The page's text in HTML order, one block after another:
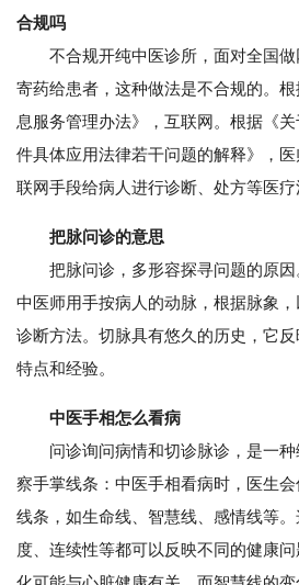
合规吗
不合规开纯中医诊所，面对全国做
寄药给患者，这种做法是不合规的。
息服务管理办法》，互联网。根据《
件具体应用法律若干问题的解释》，
联网手段给病人进行诊断、处方等医疗
把脉问诊的意思
把脉问诊，多形容探寻问题的原因
中医师用手按病人的动脉，根据脉象
诊断方法。切脉具有悠久的历史，它
特点和经验。
中医手相怎么看病
问诊询问病情和切诊脉诊，是一种
察手掌线条：中医手相看病时，医生
线条，如生命线、智慧线、感情线等
度、连续性等都可以反映不同的健康